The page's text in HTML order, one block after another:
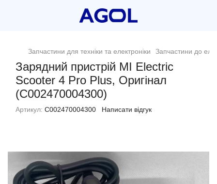
Запчастини для техніки та електроніки Запчастини до
Зарядний пристрій MI Electric
Scooter 4 Pro Plus, Оригінал
(C002470004300)
Артикул: C002470004300 Написати відгук